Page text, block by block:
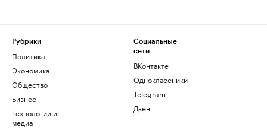
Рубрики
Политика
Экономика
Общество
Бизнес
Технологии и
медиа
Социальные
сети
ВКонтакте
Одноклассники
Telegram
Дзен